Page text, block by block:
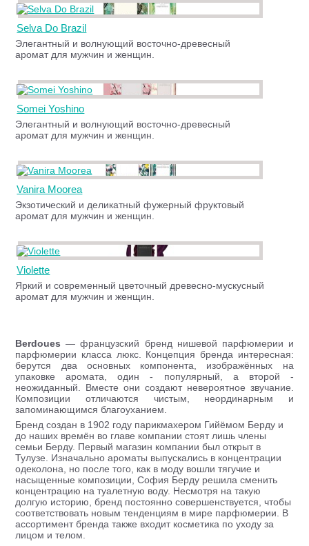
Selva Do Brazil
Элегантный и волнующий восточно-древесный
аромат для мужчин и женщин.
Somei Yoshino
Элегантный и волнующий восточно-древесный
аромат для мужчин и женщин.
Vanira Moorea
Экзотический и деликатный фужерный фруктовый
аромат для мужчин и женщин.
Violette
Яркий и современный цветочный древесно-мускусный
аромат для мужчин и женщин.
Berdoues — французский бренд нишевой парфюмерии и
парфюмерии класса люкс. Концепция бренда интересная:
берутся два основных компонента, изображённых на
упаковке аромата, один - популярный, а второй -
неожиданный. Вместе они создают невероятное звучание.
Композиции отличаются чистым, неординарным и
запоминающимся благоуханием.
Бренд создан в 1902 году парикмахером Гийёмом Берду и
до наших времён во главе компании стоят лишь члены
семьи Берду. Первый магазин компании был открыт в
Тулузе. Изначально ароматы выпускались в концентрации
одеколона, но после того, как в моду вошли тягучие и
насыщенные композиции, София Берду решила сменить
концентрацию на туалетную воду. Несмотря на такую
долгую историю, бренд постоянно совершенствуется, чтобы
соответствовать новым тенденциям в мире парфюмерии. В
ассортимент бренда также входит косметика по уходу за
лицом и телом.